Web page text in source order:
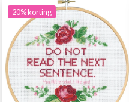
20% korting